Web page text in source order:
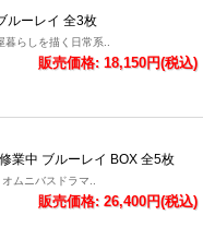
ルーレイ 全3枚
らしを描く日常系..
販売価格: 18,150円(税込)
業中 ブルーレイ BOX 全5枚
ムニバスドラマ..
販売価格: 26,400円(税込)